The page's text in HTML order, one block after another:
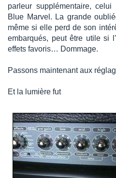
parleur supplé­men­taire,
Blue Marvel. La grande
même si elle perd de son
embarqués, peut être utile si
effets favo­ris… Dommage.
Passons main­te­nant aux
Et la lumière fut